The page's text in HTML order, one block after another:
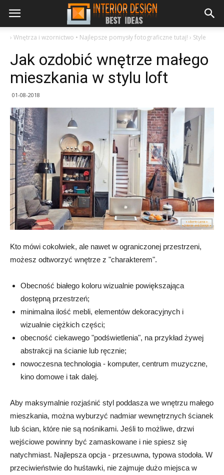
› Wnętrza i wzornictwo • Najlepsze pomysły fotograficzne tutaj! › Style
Jak ozdobić wnętrze małego
mieszkania w stylu loft
01-08-2018
Kto mówi cokolwiek, ale nawet w ograniczonej przestrzeni,
możesz odtworzyć wnętrze z "charakterem".
Obecność białego koloru wizualnie powiększająca
dostępną przestrzeń;
minimalna ilość mebli, elementów dekoracyjnych i
wizualnie ciężkich części;
obecność ciekawego "podświetlenia", na przykład żywej
abstrakcji na ścianie lub ręcznie;
nowoczesna technologia - komputer, centrum muzyczne,
kino domowe i tak dalej.
Aby maksymalnie rozjaśnić styl poddasza we wnętrzu małego
mieszkania, można wyburzyć nadmiar wewnętrznych ścianek
lub ścian, które nie są nośnikami. Jeśli to możliwe, drzwi
wejściowe powinny być zamaskowane i nie spiesz się
natychmiast. Najlepsza opcja - przesuwna, typowa stodoła. W
przeciwieństwie do huśtawki, nie zajmuje dużo miejsca w